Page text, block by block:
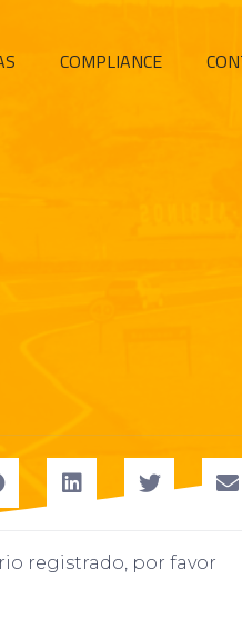
COMPLIANCE
registrado, por favor